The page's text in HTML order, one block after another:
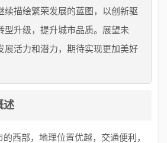
续描绘繁荣发展的蓝图，以创新驱
型升级，提升城市品质。展望未
展活力和潜力，期待实现更加美好
述
西部，地理位置优越，交通便利，